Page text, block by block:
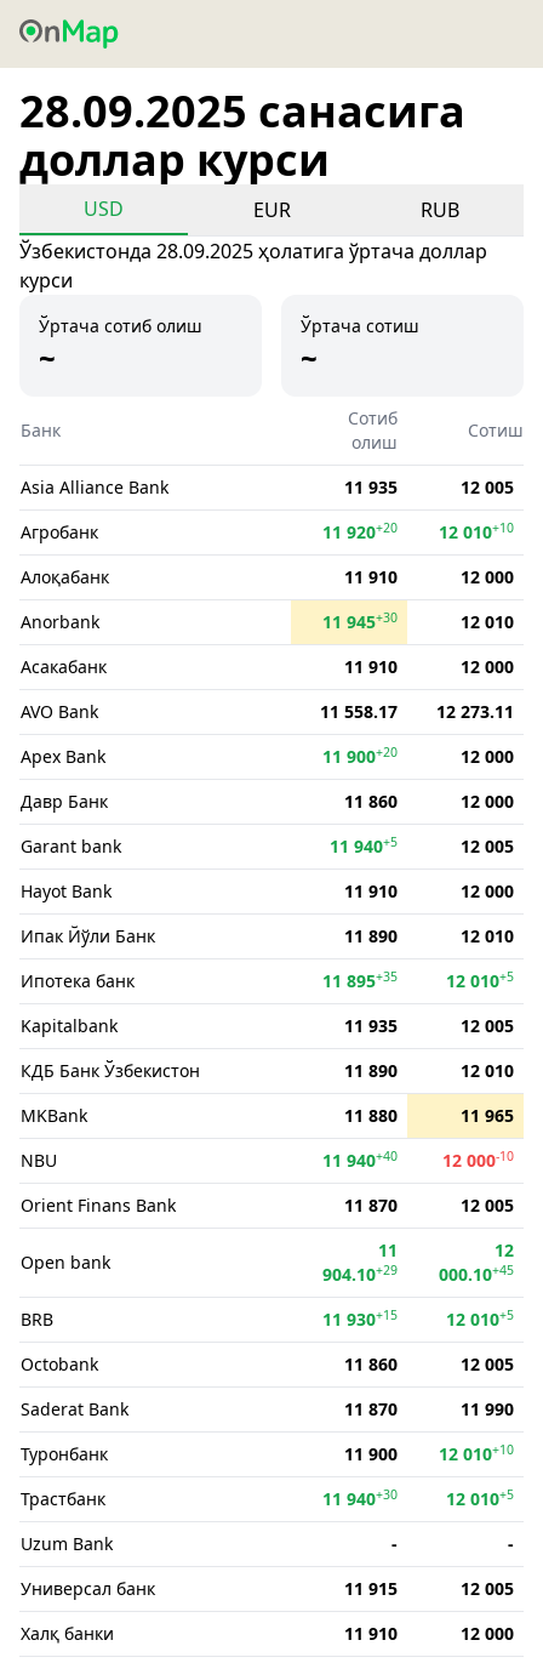
28.09.2025 санасига
доллар курси
USD EUR
RUB
Ўзбекистонда 28.09.2025 ҳолатига ўртача доллар
курси
Ўртача сотиб олиш
~
Ўртача сотиш
~
Банк
Сотиб
олиш
Сотиш
Asia Alliance Bank 11 935
12 005
Агробанк
11 920+20 12 010+10
Алоқабанк 11 910
12 000
Anorbank
11 945+30
12 010
Асакабанк
11 910
12 000
AVO Bank
11 558.17
12 273.11
Apex Bank
11 900+20
12 000
Давр Банк
11 860
12 000
Garant bank
11 940+5
12 005
Hayot Bank
11 910
12 000
Ипак Йўли Банк
11 890
12 010
Ипотека банк
11 895+35 12 010+5
Kapitalbank 11 935
12 005
КДБ Банк Ўзбекистон
11 890
12 010
MKBank
11 880
11 965
NBU
11 940+40 12 000-10
Orient Finans Bank 11 870 12 005
Open bank
11
904.10+29
12
000.10+45
BRB 11 930+15 12 010+5
Octobank 11 860
12 005
Saderat Bank
11 870
11 990
Туронбанк
11 900 12 010+10
Трастбанк 11 940+30 12 010+5
Uzum Bank -
-
Универсал банк
11 915
12 005
Халқ банки
11 910
12 000